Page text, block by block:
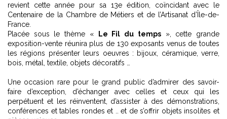
revient cette année pour sa 13e édition, coïncidant avec le
Centenaire de la Chambre de Métiers et de l’Artisanat d’Île-de-
France.
Placée sous le thème «
Le Fil du temps», cette grande
exposition-vente réunira plus de 130 exposants venus de toutes
les régions présenter leurs oeuvres : bijoux, céramique, verre,
bois, métal, textile, objets décoratifs …
Une occasion rare pour le grand public d’admirer des savoir-
faire d’exception, d’échanger avec celles et ceux qui les
perpétuent et les réinventent, d’assister à des démonstrations,
conférences et tables rondes et .. et de s’offrir objets insolites et